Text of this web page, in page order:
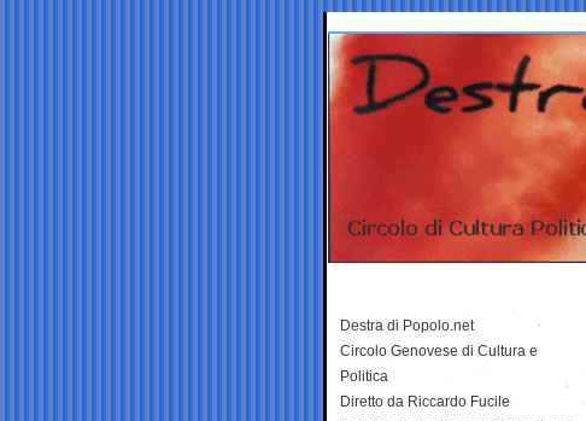
Destra di Popolo.net
Circolo Genovese di Cultura e
Politica
Diretto da Riccardo Fucile